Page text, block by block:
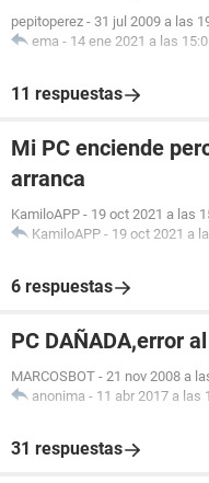
pepitoperez - 31 jul 2009 a las
ema - 14 ene 2021 a las
11 respuestas
Mi PC enciende
arranca
KamiloAPP - 19 oct 2021 a las
KamiloAPP - 19 oct 2021 a
6 respuestas
PC DAÑADA,error
MARCOSBOT - 21 nov 2008 a
anonima - 11 abr 2017 a las
31 respuestas